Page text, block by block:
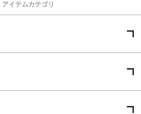
アイテムカテゴリ